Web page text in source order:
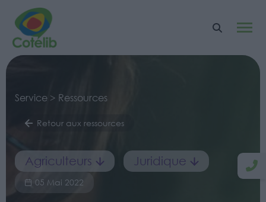
Service > Ressources
Retour aux ressources
Agriculteurs Juridique
05 Mai 2022